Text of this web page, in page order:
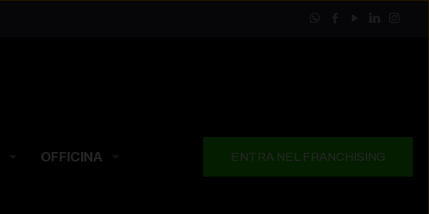
OFFICINA ENTRA NEL FRANCHISING